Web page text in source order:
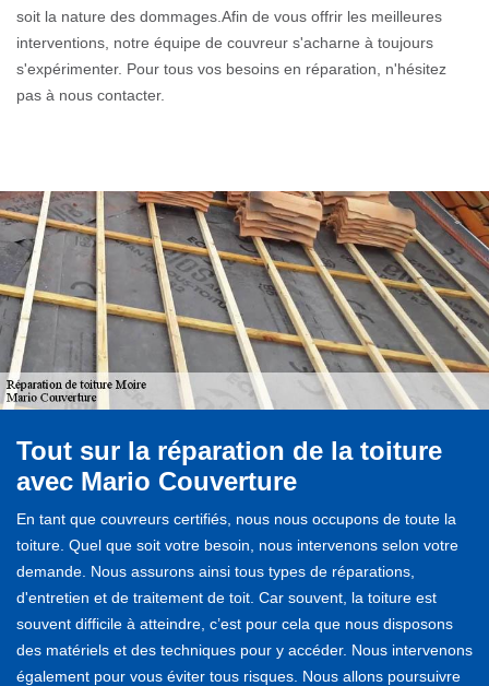
soit la nature des dommages.Afin de vous offrir les meilleures
interventions, notre équipe de couvreur s'acharne à toujours
s'expérimenter. Pour tous vos besoins en réparation, n'hésitez
pas à nous contacter.
Tout sur la réparation de la toiture
avec Mario Couverture
En tant que couvreurs certifiés, nous nous occupons de toute la
toiture. Quel que soit votre besoin, nous intervenons selon votre
demande. Nous assurons ainsi tous types de réparations,
d'entretien et de traitement de toit. Car souvent, la toiture est
souvent difficile à atteindre, c’est pour cela que nous disposons
des matériels et des techniques pour y accéder. Nous intervenons
également pour vous éviter tous risques. Nous allons poursuivre